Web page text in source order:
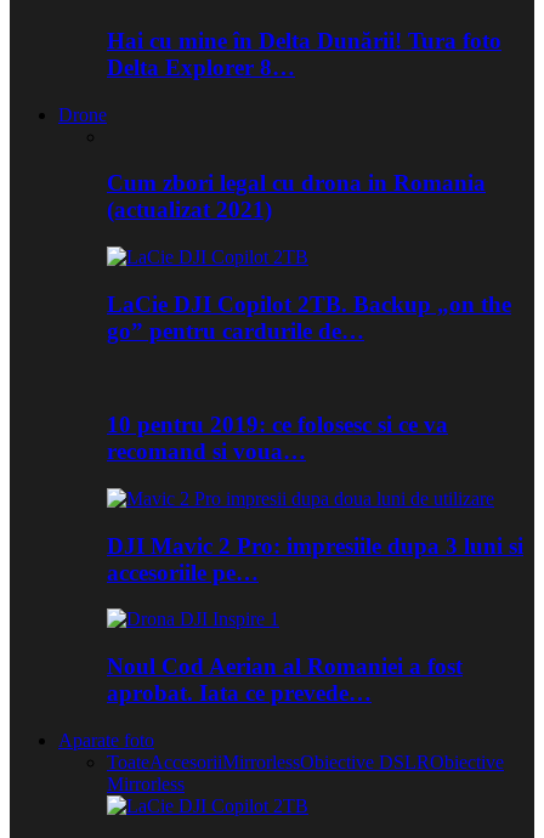
Hai cu mine în Delta Dunării! Tura foto
Delta Explorer 8…
Drone
Cum zbori legal cu drona in Romania
(actualizat 2021)
LaCie DJI Copilot 2TB. Backup „on the
go” pentru cardurile de…
10 pentru 2019: ce folosesc si ce va
recomand si voua…
DJI Mavic 2 Pro: impresiile dupa 3 luni si
accesoriile pe…
Noul Cod Aerian al Romaniei a fost
aprobat. Iata ce prevede…
Aparate foto
ToateAccesoriiMirrorlessObiective DSLRObiective
Mirrorless